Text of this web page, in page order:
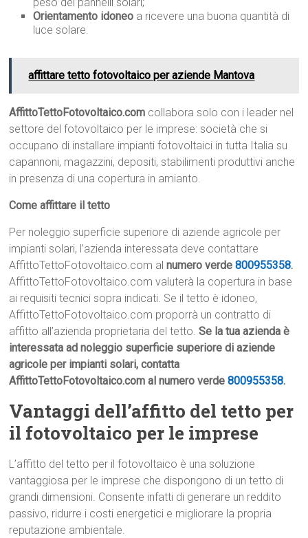
Orientamento idoneo a ricevere una buona quantità di
luce solare.
affittare tetto fotovoltaico per aziende Mantova
AffittoTettoFotovoltaico.com collabora solo con i leader nel
settore del fotovoltaico per le imprese: società che si
occupano di installare impianti fotovoltaici in tutta Italia su
capannoni, magazzini, depositi, stabilimenti produttivi anche
in presenza di una copertura in amianto.
Come affittare il tetto
Per noleggio superficie superiore di aziende agricole per
impianti solari, l’azienda interessata deve contattare
AffittoTettoFotovoltaico.com alnumero verde800955358.
AffittoTettoFotovoltaico.com valuterà la copertura in base
ai requisiti tecnici sopra indicati. Se il tetto è idoneo,
AffittoTettoFotovoltaico.com proporrà un contratto di
affitto all’azienda proprietaria del tetto.Se la tua azienda è
interessata ad noleggio superficie superiore di aziende
agricole per impianti solari, contatta
AffittoTettoFotovoltaico.com al numero verde800955358.
Vantaggi dell’affitto del tetto per
il fotovoltaico per le imprese
L’affitto del tetto per il fotovoltaico è una soluzione
vantaggiosa per le imprese che dispongono di un tetto di
grandi dimensioni. Consente infatti di generare un reddito
passivo, ridurre i costi energetici e migliorare la propria
reputazione ambientale.